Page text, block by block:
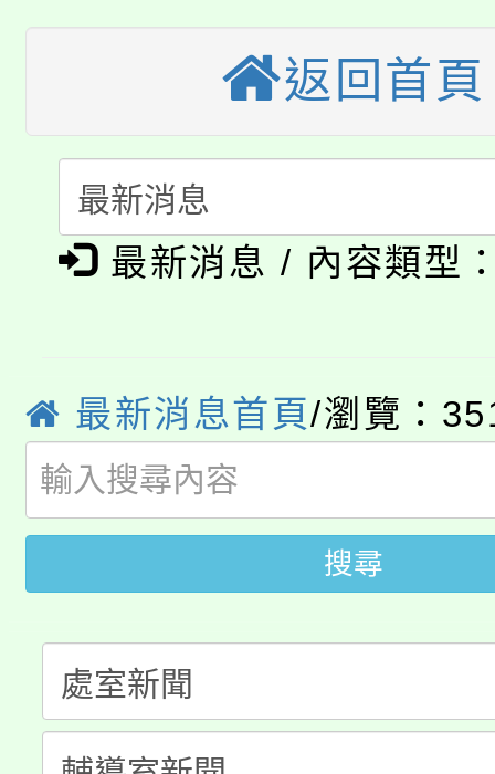
視費優惠，中低收入戶
半價優惠，詳情可洽有
者。
大園自造教育及科技中
份教師增能研習
大溪自造教育及科技
份教師研習
淨零綠生活教案入校路
會
115年食農教育專業人
程
「本色祭」8/29、30在
局官網。
8月14至27日，桃園電
開!
115年桃園市運動會8/
田徑場及游泳池舉行。
桃園市低收入戶享有免
視費優惠，中低收入戶
半價優惠，詳情可洽有
者。
大園自造教育及科技
份教師增能研習
大溪自造教育及科技中
份教師研習
淨零綠生活教案入校路
會
115年食農教育專業人
返回首頁
最新消息 / 內容類型
最新消息首頁/瀏覽：
搜尋